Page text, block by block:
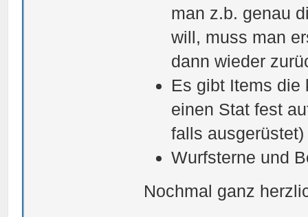
man z.b. genau
will, muss man
dann wieder
Es gibt Items die
einen Stat fest
falls ausgerüstet)
Wurfsterne und
Nochmal ganz